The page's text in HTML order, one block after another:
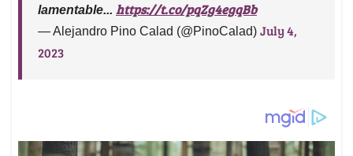
lamentable... https://t.co/pqZg4egqBb
— Alejandro Pino Calad (@PinoCalad) July 4,
2023